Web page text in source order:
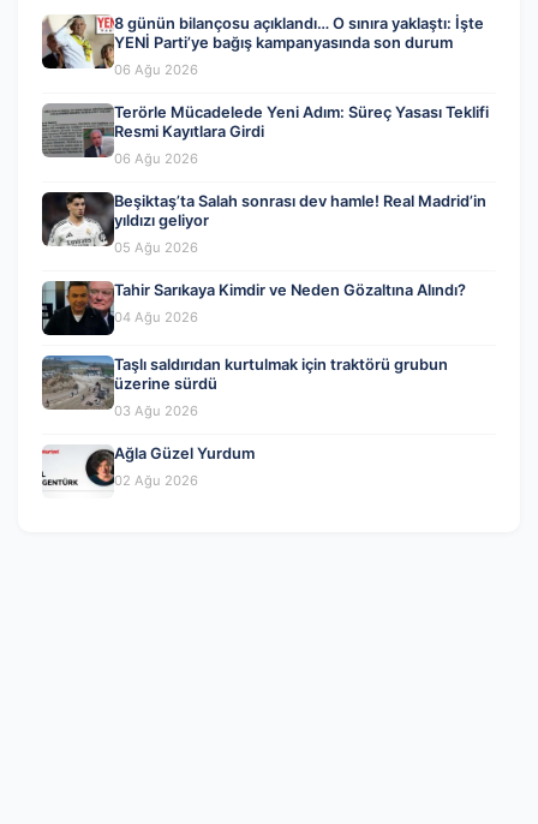
8 günün bilançosu açıklandı… O sınıra yaklaştı: İşte
YENİ Parti’ye bağış kampanyasında son durum
06 Ağu 2026
Terörle Mücadelede Yeni Adım: Süreç Yasası Teklifi
Resmi Kayıtlara Girdi
06 Ağu 2026
Beşiktaş’ta Salah sonrası dev hamle! Real Madrid’in
yıldızı geliyor
05 Ağu 2026
Tahir Sarıkaya Kimdir ve Neden Gözaltına Alındı?
04 Ağu 2026
Taşlı saldırıdan kurtulmak için traktörü grubun
üzerine sürdü
03 Ağu 2026
Ağla Güzel Yurdum
02 Ağu 2026